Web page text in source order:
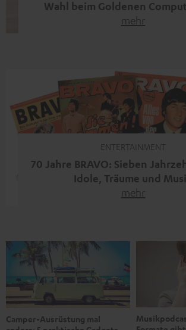
Wahl beim Goldenen
mehr
Streaming-System vereint hochwertige
moderne Streaming-Funktionen und
einem einzigen Gerät – und zeigt, dass
Sound heute keine klassische HiFi-Anlage
ENTERTAINMENT
70 Jahre BRAVO: Sieben
Idole, Träume und
mehr
1956 begleitet das Magazin Jugendliche
Pop, kleine Schwärmereien und große
Jubiläum werfen wir einen Blick zurück.
Jugendmarke: Wie die BRAVO ihren Ton
Camper-Ausrüstung mal